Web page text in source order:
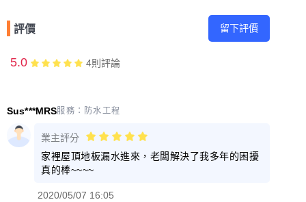
評價 留下評價
5.0 4則評論
Sus***MRS服務： 防水工程
業主評分
家裡屋頂地板漏水進來，老闆解決了我多年的困擾
真的棒~~~~
2020/05/07 16:05